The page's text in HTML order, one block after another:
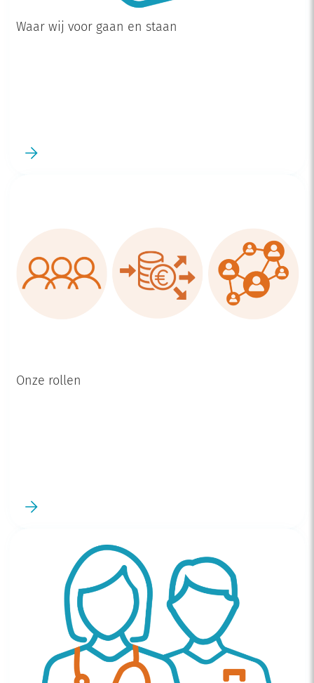
Waar wij voor gaan en staan
Onze rollen